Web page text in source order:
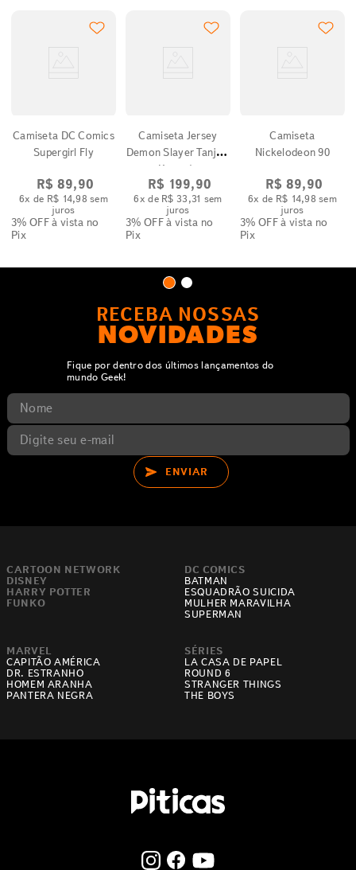
Camiseta DC Comics
Supergirl Fly
R$ 89,90
6x de R$ 14,98 sem
juros
3% OFFà vista no
Pix
Camiseta Jersey
Demon Slayer Tanjiro
Kamado
R$ 199,90
6x de R$ 33 ,31 sem
juros
3% OFFà vista no
Pix
Camiseta
Nickelodeon 90
R$ 89,90
6x de R$ 14,98 sem
juros
3% OFFà vista no
Pix
RECEBA NOSSAS
NOVIDADES
Fique por dentro dos últimos lançamentos do
mundo Geek!
ENVIAR
CARTOON NETWORK
DISNEY
HARRY POTTER
FUNKO
DC COMICS
BATMAN
ESQUADRÃO SUICIDA
MULHER MARAVILHA
SUPERMAN
MARVEL
CAPITÃO AMÉRICA
DR. ESTRANHO
HOMEM ARANHA
PANTERA NEGRA
SÉRIES
LA CASA DE PAPEL
ROUND 6
STRANGER THINGS
THE BOYS